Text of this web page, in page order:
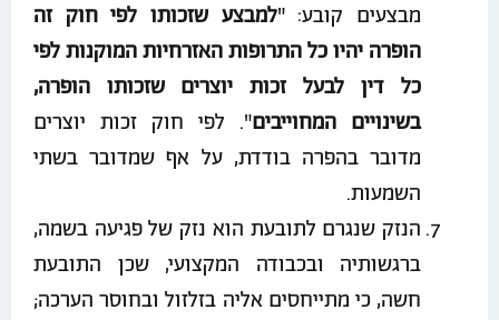
מבצעים קובע: "למבצע שזכותו לפי חוק זה
הופרה יהיוכלהתרופותהאזרחיותהמוקנותלפי
כל דין לבעל זכות יוצרים שזכותו הופרה,
בשינויים המחוייבים". לפי חוק זכות יוצרים
מדובר בהפרה בודדת, על אף שמדובר בשתי
השמעות.
הנזק שנגרם לתובעת הוא נזק של פגיעה בשמה,
ברגשותיה ובכבודה המקצועי, שכן התובעת
חשה, כי מתייחסים אליה בזלזול ובחוסר הערכה;